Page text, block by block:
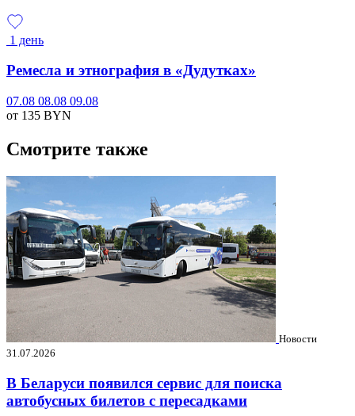
1 день
Ремесла и этнография в «Дудутках»
07.08 08.08 09.08
от 135 BYN
Смотрите также
Новости
31.07.2026
В Беларуси появился сервис для поиска
автобусных билетов с пересадками